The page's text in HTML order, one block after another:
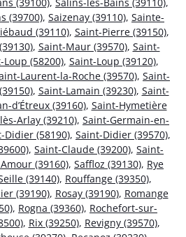
(39700), Saizenay (39110), Sainte-
(39110), Saint-Pierre (39150),
, Saint-Maur (39570), Saint-
Loup (58200), Saint-Loup (39120),
Laurent-la-Roche (39570), Saint-
, Saint-Lamain (39230), Saint-
d’Étreux (39160), Saint-Hymetière
Arlay (39210), Saint-Germain-en-
Didier (58190), Saint-Didier (39570),
, Saint-Claude (39200), Saint-
(39160), Saffloz (39130), Rye
(39140), Rouffange (39350),
(39190), Rosay (39190), Romange
, Rogna (39360), Rochefort-sur-
, Rix (39250), Revigny (39570),